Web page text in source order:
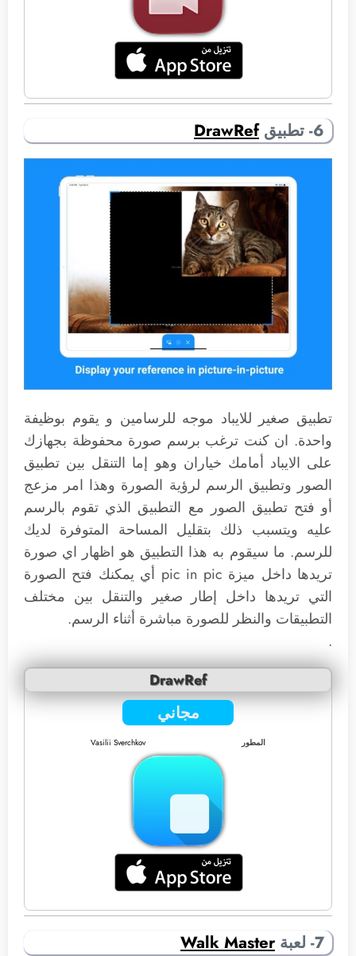
6- تطبيق DrawRef
تطبيق صغير للايباد موجه للرسامين و يقوم بوظيفة
واحدة. ان كنت ترغب برسم صورة محفوظة بجهازك
على الايباد أمامك خياران وهو إما التنقل بين تطبيق
الصور وتطبيق الرسم لرؤية الصورة وهذا امر مزعج
أو فتح تطبيق الصور مع التطبيق الذي تقوم بالرسم
عليه ويتسبب ذلك بتقليل المساحة المتوفرة لديك
للرسم. ما سيقوم به هذا التطبيق هو اظهار اي صورة
تريدها داخل ميزة pic in pic أي يمكنك فتح الصورة
التي تريدها داخل إطار صغير والتنقل بين مختلف
التطبيقات والنظر للصورة مباشرة أثناء الرسم.
.
DrawRef
مجاني
المطور Vasilii Sverchkov
7- لعبة Walk Master